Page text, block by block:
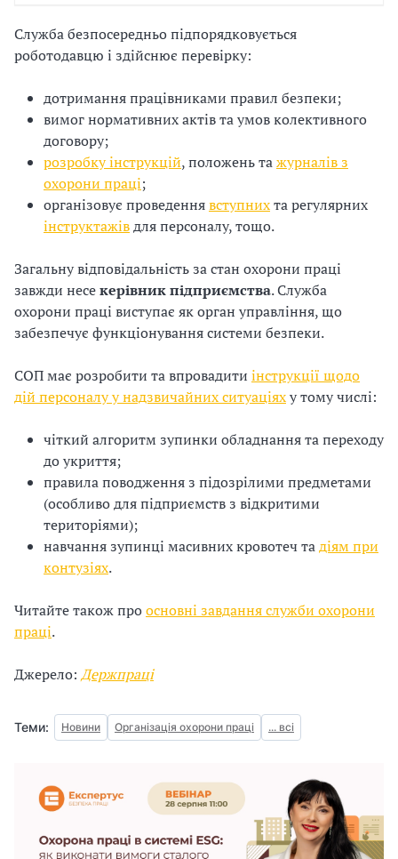
Служба безпосередньо підпорядковується
роботодавцю і здійснює перевірку:
дотримання працівниками правил безпеки;
вимог нормативних актів та умов колективного
договору;
розробку інструкцій, положень тажурналів з
охорони праці;
організовує проведеннявступнихта регулярних
інструктажівдля персоналу, тощо.
Загальну відповідальність за стан охорони праці
завжди несекерівник підприємства. Служба
охорони праці виступає як орган управління, що
забезпечує функціонування системи безпеки.
СОП має розробити та впровадити інструкції щодо
дій персоналу у надзвичайних ситуаціяху тому числі:
чіткий алгоритм зупинки обладнання та переходу
до укриття;
правила поводження з підозрілими предметами
(особливо для підприємств з відкритими
територіями);
навчання зупинці масивних кровотеч тадіям при
контузіях.
Читайте також проосновні завдання служби охорони
праці.
Джерело: Держпраці
Теми: Новини Організація охорони праці ... всі